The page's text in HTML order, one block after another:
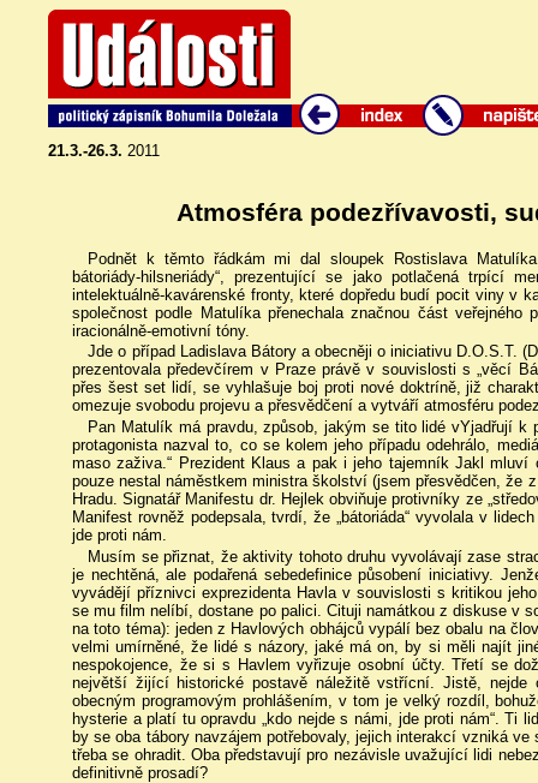
21.3.-26.3. 2011
Atmosféra podezřívavosti,
Podnět k těmto řádkám mi dal sloupek Rostislava
bátoriády-hilsneriády“, prezentující se jako potlačená trpící
intelektuálně-kavárenské fronty, které dopředu budí pocit viny v
společnost podle Matulíka přenechala značnou část
iracionálně-emotivní tóny.
Jde o případ Ladislava Bátory a obecněji o iniciativu D.O.S.T.
prezentovala předevčírem v Praze právě v souvislosti s „věcí
přes šest set lidí, se vyhlašuje boj proti nové doktríně, již
omezuje svobodu projevu a přesvědčení a vytváří atmosféru
Pan Matulík má pravdu, způsob, jakým se tito lidé vYjadřují k
protagonista nazval to, co se kolem jeho případu odehrálo,
maso zaživa.“ Prezident Klaus a pak i jeho tajemník Jakl mluví
pouze nestal náměstkem ministra školství (jsem přesvědčen, že
Hradu. Signatář Manifestu dr. Hejlek obviňuje protivníky ze
Manifest rovněž podepsala, tvrdí, že „bátoriáda“ vyvolala v
jde proti nám.
Musím se přiznat, že aktivity tohoto druhu vyvolávají zase
je nechtěná, ale podařená sebedefinice působení iniciativy.
vyvádějí příznivci exprezidenta Havla v souvislosti s kritikou
se mu film nelíbí, dostane po palici. Cituji namátkou z diskuse v
na toto téma): jeden z Havlových obhájců vypálí bez obalu na
velmi umírněné, že lidé s názory, jaké má on, by si měli najít
nespokojence, že si s Havlem vyřizuje osobní účty. Třetí se
největší žijící historické postavě náležitě vstřícní. Jistě,
obecným programovým prohlášením, v tom je velký rozdíl,
hysterie a platí tu opravdu „kdo nejde s námi, jde proti nám“. Ti
by se oba tábory navzájem potřebovaly, jejich interakcí vzniká
třeba se ohradit. Oba představují pro nezávisle uvažující lidi
definitivně prosadí?